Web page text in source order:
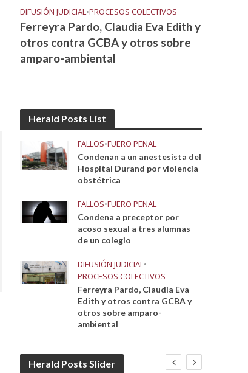
DIFUSIÓN JUDICIAL•PROCESOS COLECTIVOS
Ferreyra Pardo, Claudia Eva Edith y
otros contra GCBA y otros sobre
amparo-ambiental
Herald Posts List
FALLOS•FUERO PENAL
Condenan a un anestesista del
Hospital Durand por violencia
obstétrica
FALLOS•FUERO PENAL
Condena a preceptor por
acoso sexual a tres alumnas
de un colegio
DIFUSIÓN JUDICIAL•
PROCESOS COLECTIVOS
Ferreyra Pardo, Claudia Eva
Edith y otros contra GCBA y
otros sobre amparo-
ambiental
Herald Posts Slider